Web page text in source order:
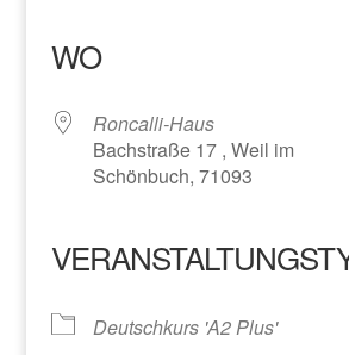
WO
Roncalli-Haus
Bachstraße 17 , Weil im
Schönbuch, 71093
Deutschkurs 'A2 Plus'